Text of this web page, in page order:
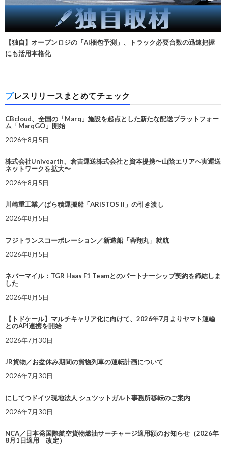
【独自】オープンロジの「AI梱包予測」、トラック必要台数の迅速把握
にも活用本格化
プレスリリースまとめてチェック
CBcloud、全国の「Marq」施設を起点とした新たな配送プラットフォー
ム「MarqGO」開始
2026年8月5日
株式会社Univearth、倉吉運送株式会社と資本提携〜山陰エリアへ実運送
ネットワークを拡大〜
2026年8月5日
川崎重工業／ばら積運搬船「ARISTOS II」の引き渡し
2026年8月5日
フジトランスコーポレーション／新造船「蓉翔丸」就航
2026年8月5日
ネバーマイル：TGR Haas F1 Teamとのパートナーシップ契約を締結しま
した
2026年8月5日
【トドケール】マルチキャリア化に向けて、2026年7月よりヤマト運輸
とのAPI連携を開始
2026年7月30日
JR貨物／お盆休み期間の貨物列車の運転計画について
2026年7月30日
にしてつドイツ現地法人 シュツットガルト事務所移転のご案内
2026年7月30日
NCA／日本発国際航空貨物燃油サーチャージ適用額のお知らせ（2026年
8月1日適用 改定）